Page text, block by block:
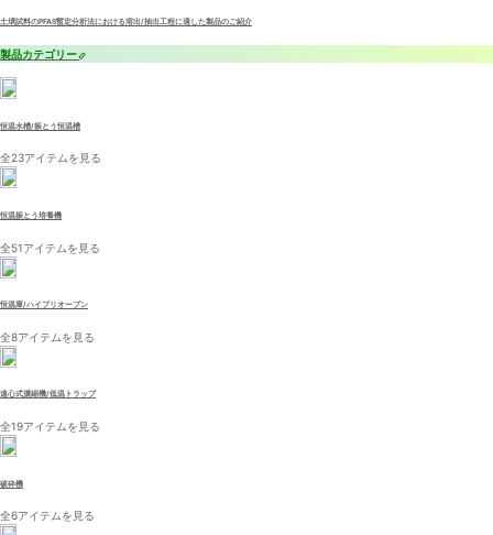
土壌試料のPFAS暫定分析法における溶出/抽出工程に適した製品のご紹介
製品カテゴリー
恒温水槽/振とう恒温槽
全23アイテムを見る
恒温振とう培養機
全51アイテムを見る
恒温庫/ハイブリオーブン
全8アイテムを見る
遠心式濃縮機/低温トラップ
全19アイテムを見る
破砕機
全6アイテムを見る